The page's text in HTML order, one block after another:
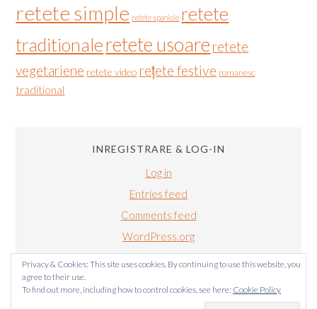
retete simple retete spaniole retete
traditionaleretete usoare retete
vegetariene retete video rețete festive romanesc
traditional
INREGISTRARE & LOG-IN
Log in
Entries feed
Comments feed
WordPress.org
Privacy & Cookies: This site uses cookies. By continuing to use this website, you
agree to their use.
To find out more, including how to control cookies, see here: Cookie Policy